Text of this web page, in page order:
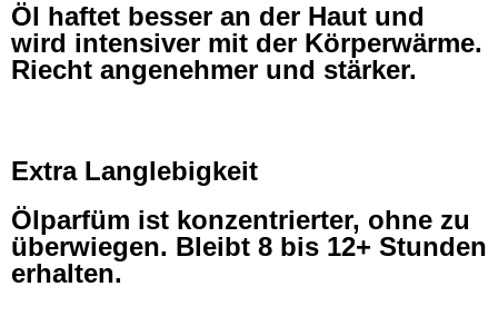
Öl haftet besser an der Haut und
wird intensiver mit der Körperwärme.
Riecht angenehmer und stärker.
Extra Langlebigkeit
Ölparfüm ist konzentrierter, ohne zu
überwiegen. Bleibt 8 bis 12+ Stunden
erhalten.